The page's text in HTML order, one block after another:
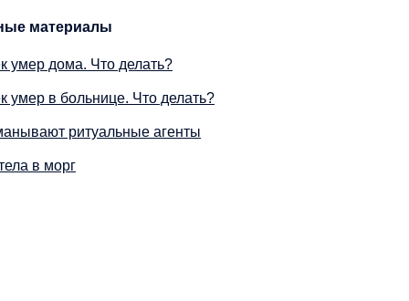
умер дома. Что делать?
умер в больнице. Что делать?
ритуальные агенты
в морг
материалы